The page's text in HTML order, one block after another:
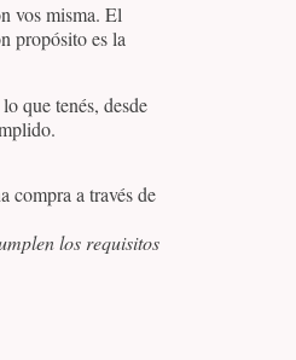
vos misma. El
propósito es la
que tenés, desde
compra a través de
los requisitos